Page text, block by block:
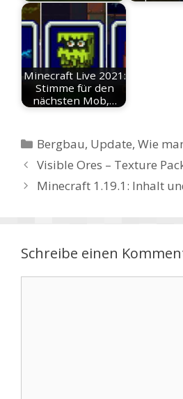
Minecraft Live 2021:
Stimme für den
nächsten Mob,…
Kategorien
Bergbau, Update,Wie
Visible Ores – Texture
Minecraft 1.19.1: Inhalt
Schreibe einen